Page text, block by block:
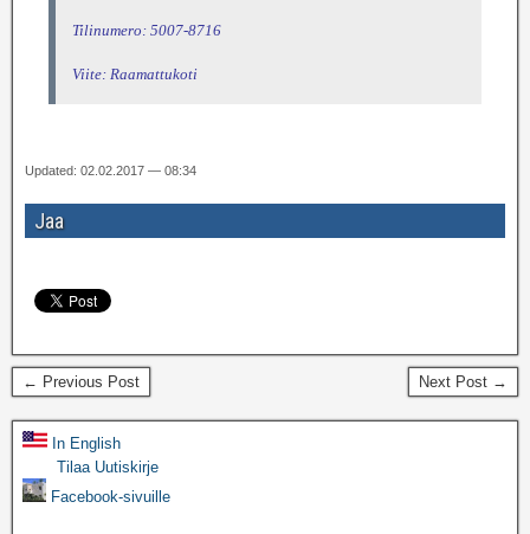
Tilinumero: 5007-8716
Viite: Raamattukoti
Updated: 02.02.2017 — 08:34
Jaa
← Previous Post Next Post →
In English
Tilaa Uutiskirje
Facebook-sivuille